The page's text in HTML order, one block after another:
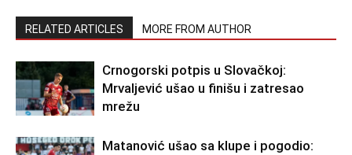
RELATED ARTICLES MORE FROM AUTHOR
Crnogorski potpis u Slovačkoj:
Mrvaljević ušao u finišu i zatresao
mrežu
Matanović ušao sa klupe i pogodio: